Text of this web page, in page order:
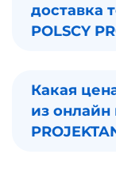
доставка
POLSCY
Какая
из онлайн